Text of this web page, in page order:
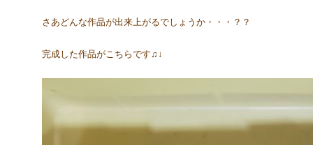
さあどんな作品が出来上がるでしょうか・・・？？
完成した作品がこちらです♫↓